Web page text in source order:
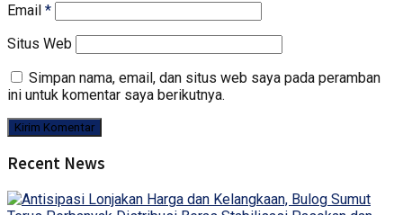
Email *
Situs Web
Simpan nama, email, dan situs web saya pada peramban
ini untuk komentar saya berikutnya.
Recent News